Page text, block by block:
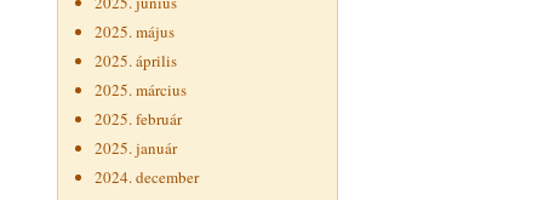
2025. május
2025. április
2025. március
2025. február
2025. január
2024. december